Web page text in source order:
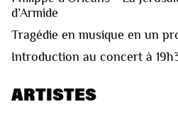
d’Armide
Tragédie en musique en un
Introduction au concert à
ARTISTES